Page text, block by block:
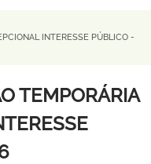
INTERESSE PÚBLICO -
TEMPORÁRIA